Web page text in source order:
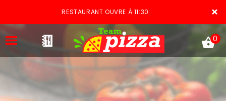
×
RESTAURANT OUVRE À 11:30
0